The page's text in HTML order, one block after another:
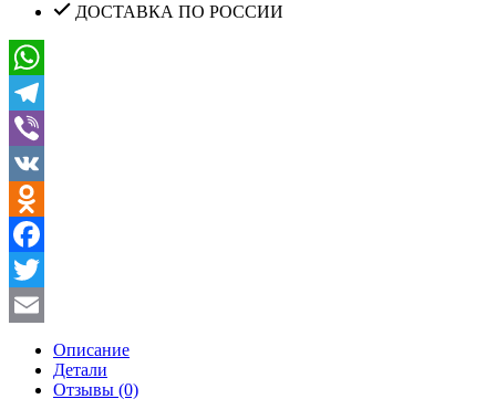
ДОСТАВКА ПО РОССИИ
WhatsApp
Telegram
Viber
VK
Odnoklassniki
Facebook
Twitter
Описание
Детали
Отзывы (0)